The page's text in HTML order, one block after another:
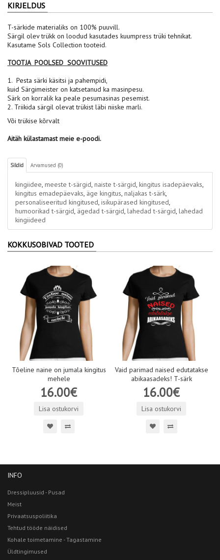
KIRJELDUS
T-särkide materialiks on 100% puuvill.
Särgil olev trükk on loodud kasutades kuumpress trüki tehnikat.
Kasutame Sols Collection tooteid.
TOOTJA POOLSED SOOVITUSED
1. Pesta särki käsitsi ja pahempidi,
kuid Särgimeister on katsetanud ka masinpesu.
Särk on korralik ka peale pesumasinas pesemist.
2. Triikida särgil olevat trükist läbi niiske marli.
Või trükise kõrvalt
Aitäh külastamast meie e-poodi.
Sildid Arvamused (0)
kingiidee, meeste t-särgid, naiste t-särgid, kingitus isadepäevaks,
kingitus emadepäevaks, äge kingitus, naljakas t-särk,
personaliseeritud kingitused, isikupärased kingitused,
humoorikad t-särgid, ägedad t-särgid, lahedad t-särgid, lahedad
kingiideed
KOKKUSOBIVAD TOOTED
Tõeline naine on jumala kingitus
mehele
16.00€
Lisa ostukorvi
Vaid parimad naised edutatakse
abikaasadeks! T-särk
16.00€
Lisa ostukorvi
INFO
Dressipluusid - Pusad
Meist
Privaatsuspoliitika
Tehtud tööde näidised
Kohale toimetamine - Tagastamine
Üldtingimused